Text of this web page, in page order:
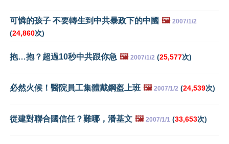
可憐的孩子 不要轉生到中共暴政下的中國 🖼️ 2007/1/2
(24,860次)
抱…抱？超過10秒中共跟你急 🖼️ 2007/1/2 (25,577次)
必然火候！醫院員工集體戴鋼盔上班 🖼️ 2007/1/2 (24,539次)
從建對聯合國信任？難哪，潘基文 🖼️ 2007/1/1 (33,653次)